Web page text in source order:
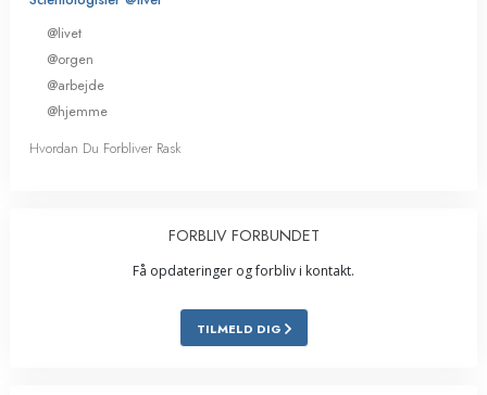
@livet
@orgen
@arbejde
@hjemme
Hvordan Du Forbliver Rask
FORBLIV FORBUNDET
Få opdateringer og forbliv i kontakt.
TILMELD DIG